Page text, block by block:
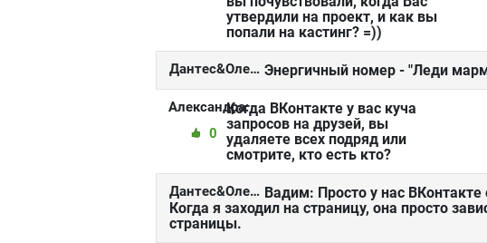
утвердили на проект, и как вы
попали на кастинг? =))
Дантес&Олейник: Энергичный номер - "Леди
Александра:
0
Когда ВКонтакте у вас куча
запросов на друзей, вы
удаляете всех подряд или
смотрите, кто есть кто?
Дантес&Олейник: Вадим: Просто у нас
Когда я заходил на страницу, она просто
страницы.